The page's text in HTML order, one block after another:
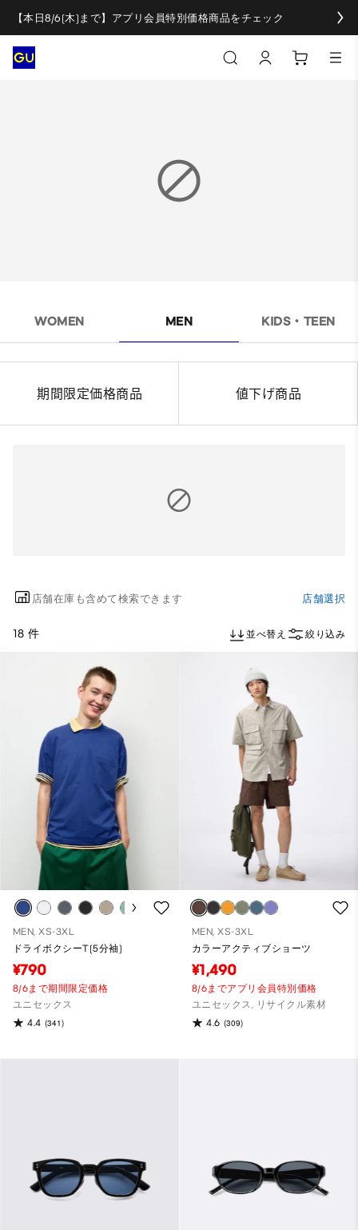
【本日8/6(木)まで】アプリ会員特別価格商品をチェック
WOMEN MEN KIDS・TEEN
期間限定価格商品 値下げ商品
店舗在庫も含めて検索できます 店舗選択
18 件 並べ替え 絞り込み
MEN, XS-3XL
ドライボクシーT(5分袖)
¥790
8/6まで期間限定価格
ユニセックス
4.4 (341)
MEN, XS-3XL
カラーアクティブショーツ
¥1,490
8/6までアプリ会員特別価格
ユニセックス, リサイクル素材
4.6 (309)